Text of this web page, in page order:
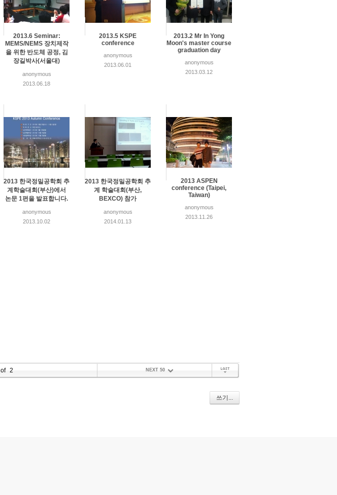
2013.6 Seminar:
MEMS/NEMS 장치제작
을 위한 반도체 공정, 김
장길박사(서울대)
anonymous
2013.06.18
2013.5 KSPE
conference
anonymous
2013.06.01
2013.2 Mr In Yong
Moon's master course
graduation day
anonymous
2013.03.12
2013 한국정밀공학회 추
계학술대회(부산)에서
논문 1편을 발표합니다.
anonymous
2013.10.02
2013 한국정밀공학회 추
계 학술대회(부산,
BEXCO) 참가
anonymous
2014.01.13
2013 ASPEN
conference (Taipei,
Taiwan)
anonymous
2013.11.26
of 2 NEXT 50
쓰기...